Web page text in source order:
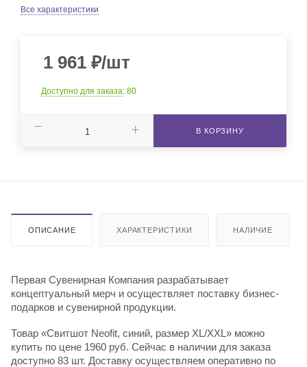
Все характеристики
1 961 ₽/шт
Доступно для заказа: 80
В КОРЗИНУ
ОПИСАНИЕ ХАРАКТЕРИСТИКИ НАЛИЧИЕ
Первая Сувенирная Компания разрабатывает
концептуальный мерч и осуществляет поставку бизнес-
подарков и сувенирной продукции.
Товар «Свитшот Neofit, синий, размер XL/XXL» можно
купить по цене 1960 руб. Сейчас в наличии для заказа
доступно 83 шт. Доставку осуществляем оперативно по